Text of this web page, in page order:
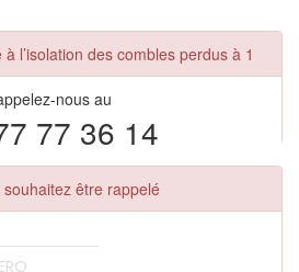
à l’isolation des combles perdus à 1
nous au
77 36 14
souhaitez être rappelé